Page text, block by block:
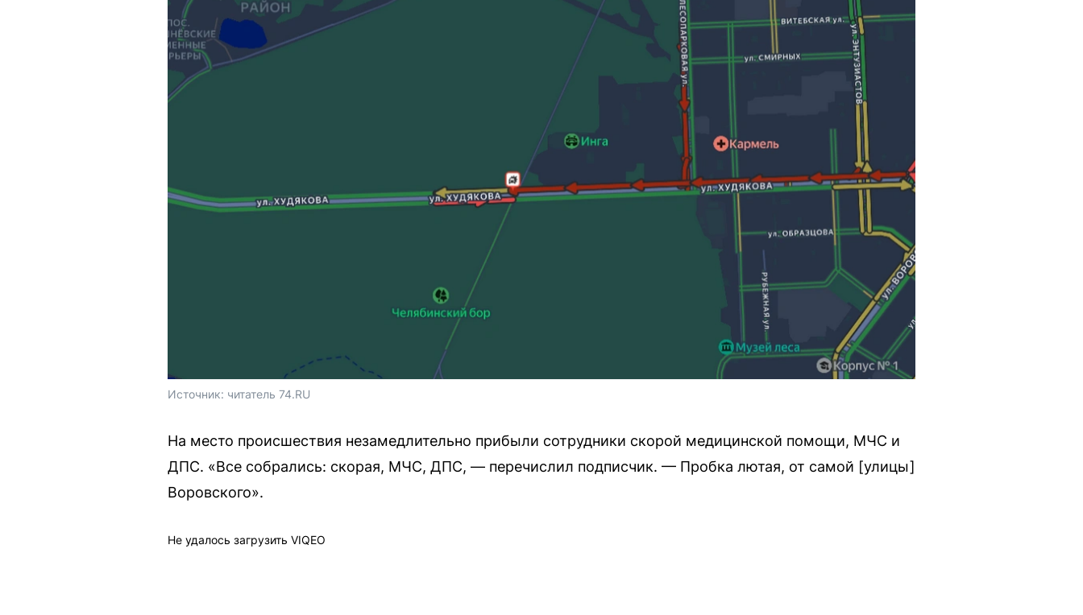
Источник: читатель 74.RU
На место происшествия незамедлительно прибыли сотрудники скорой медицинской помощи, МЧС и
ДПС. «Все собрались: скорая, МЧС, ДПС, — перечислил подписчик. — Пробка лютая, от самой [улицы]
Воровского».
Не удалось загрузить VIQEO